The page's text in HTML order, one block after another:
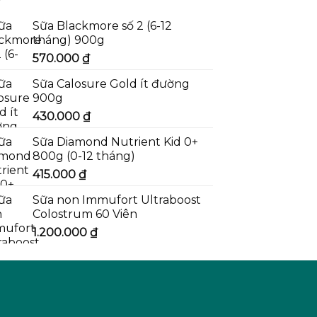
Sữa Blackmore số 2 (6-12
tháng) 900g
570.000 ₫
Sữa Calosure Gold ít đường
900g
430.000 ₫
Sữa Diamond Nutrient Kid 0+
800g (0-12 tháng)
415.000 ₫
Sữa non Immufort Ultraboost
Colostrum 60 Viên
1.200.000 ₫